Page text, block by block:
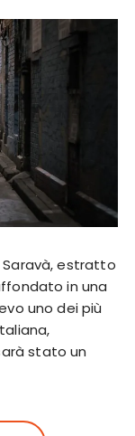
Saravà, estratto
in una
uno dei più
stato un